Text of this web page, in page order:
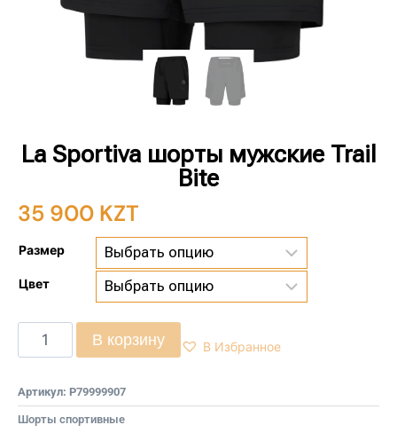
La Sportiva шорты мужские Trail
Bite
35 900 KZT
Размер
Цвет
В корзину В Избранное
Артикул: P79999907
Шорты спортивные